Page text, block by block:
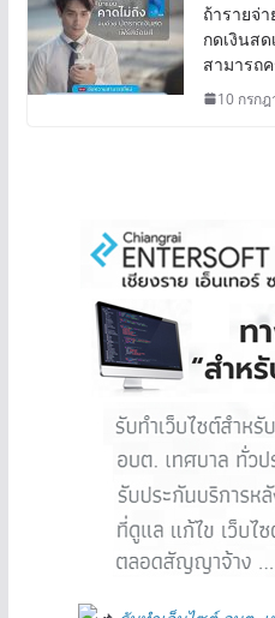
ถ้ารายจ่
กดเงินส
สามารถ
10 กรก